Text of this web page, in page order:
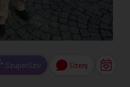
SzuperSzív Üzenj